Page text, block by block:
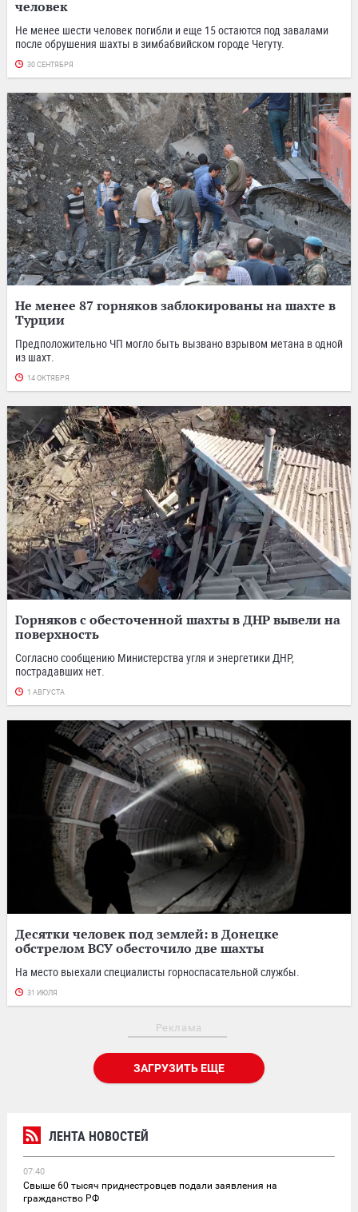
человек
Не менее шести человек погибли и еще 15 остаются под завалами
после обрушения шахты в зимбабвийском городе Чегуту.
30 СЕНТЯБРЯ
Не менее 87 горняков заблокированы на шахте в
Турции
Предположительно ЧП могло быть вызвано взрывом метана в одной
из шахт.
14 ОКТЯБРЯ
Горняков с обесточенной шахты в ДНР вывели на
поверхность
Согласно сообщению Министерства угля и энергетики ДНР,
пострадавших нет.
1 АВГУСТА
Десятки человек под землей: в Донецке
обстрелом ВСУ обесточило две шахты
На место выехали специалисты горноспасательной службы.
31 ИЮЛЯ
Реклама
ЗАГРУЗИТЬ ЕЩЕ
ЛЕНТА НОВОСТЕЙ
07:40
Свыше 60 тысяч приднестровцев подали заявления на
гражданство РФ